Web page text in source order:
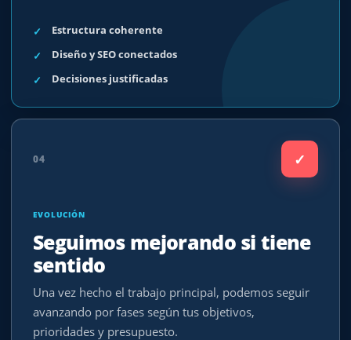
Estructura coherente
Diseño y SEO conectados
Decisiones justificadas
04 ✓
EVOLUCIÓN
Seguimos mejorando si tiene
sentido
Una vez hecho el trabajo principal, podemos seguir
avanzando por fases según tus objetivos,
prioridades y presupuesto.